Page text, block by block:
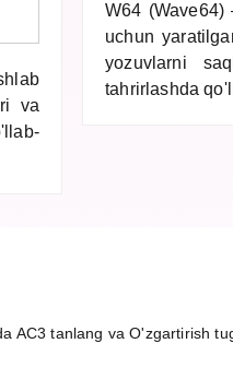
va
W64
uchun
yozuvlarni
tahrirlashda
AC3 tanlang va O'zgartirish